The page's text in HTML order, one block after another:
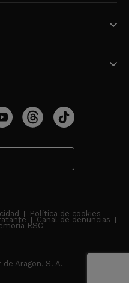
Política de cookies
Canal de denuncias
RSC
Aragon, S. A.